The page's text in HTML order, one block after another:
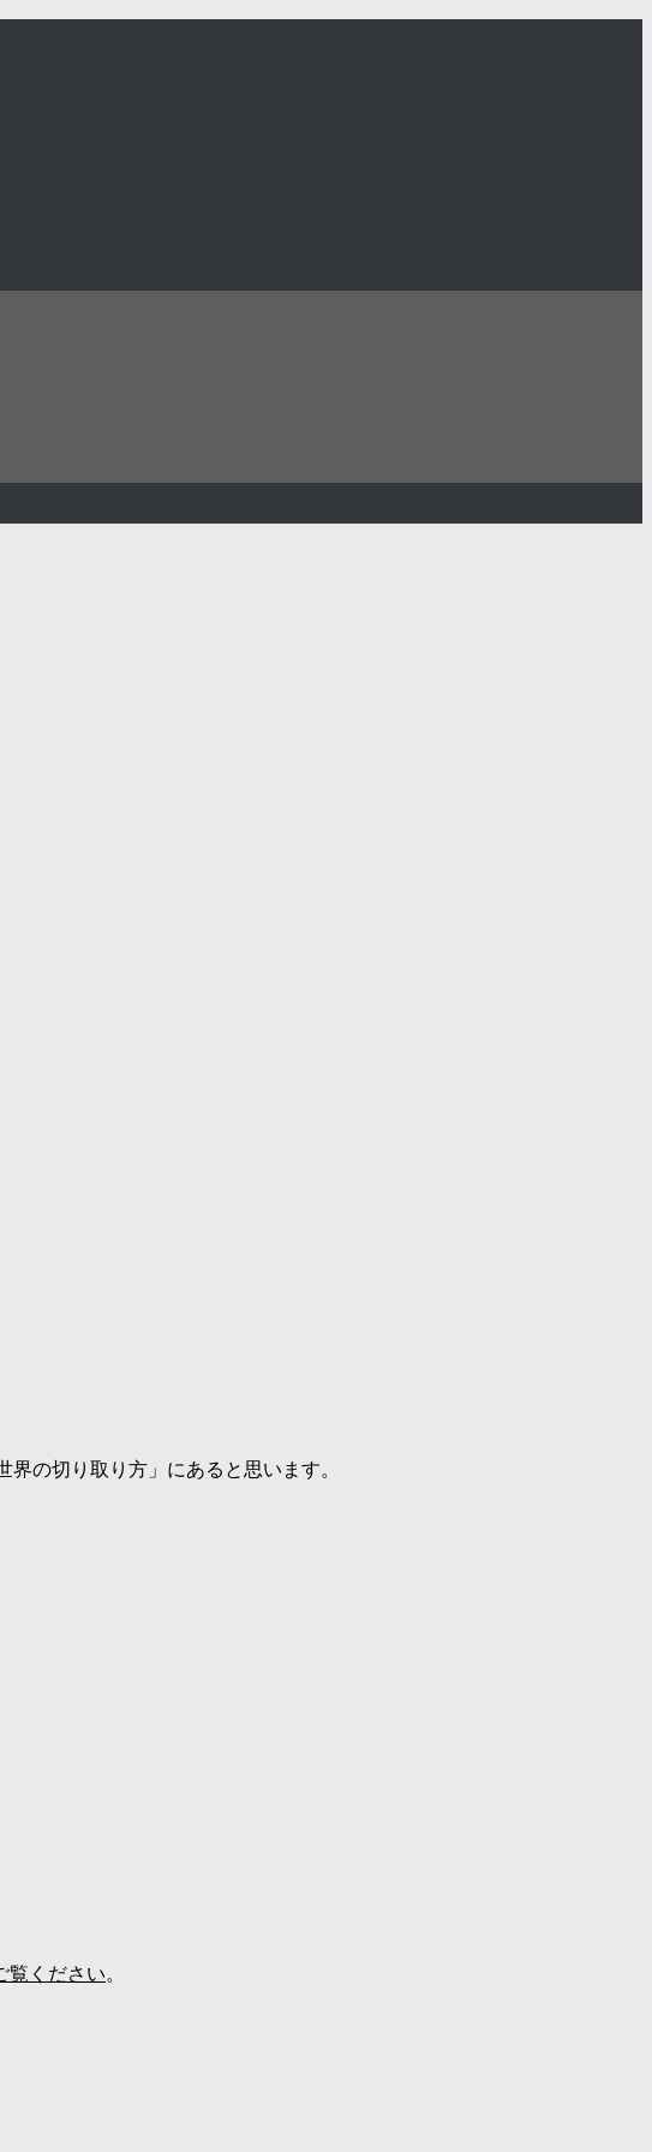
の切り取り方」にあると思います。
覧ください。